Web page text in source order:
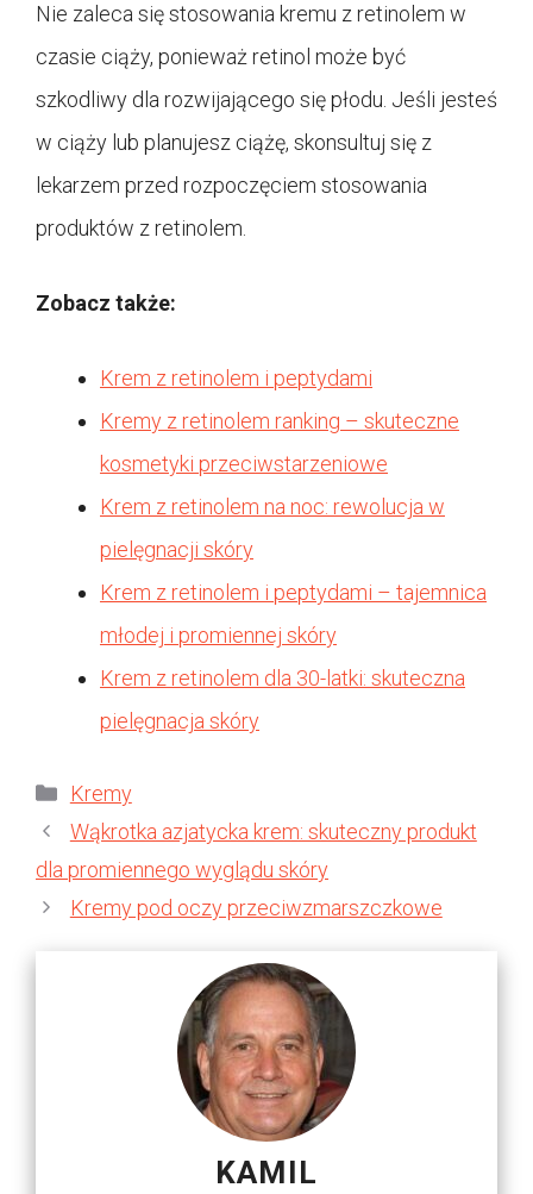
Nie zaleca się stosowania kremu z retinolem w
czasie ciąży, ponieważ retinol może być
szkodliwy dla rozwijającego się płodu. Jeśli jesteś
w ciąży lub planujesz ciążę, skonsultuj się z
lekarzem przed rozpoczęciem stosowania
produktów z retinolem.
Zobacz także:
Krem z retinolem i peptydami
Kremy z retinolem ranking – skuteczne
kosmetyki przeciwstarzeniowe
Krem z retinolem na noc: rewolucja w
pielęgnacji skóry
Krem z retinolem i peptydami – tajemnica
młodej i promiennej skóry
Krem z retinolem dla 30-latki: skuteczna
pielęgnacja skóry
Kategorie
Kremy
Wąkrotka azjatycka krem: skuteczny produkt
dla promiennego wyglądu skóry
Kremy pod oczy przeciwzmarszczkowe
KAMIL